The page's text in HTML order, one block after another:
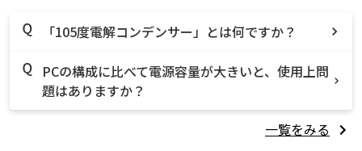
「105度電解コンデンサー」とは何ですか？
PCの構成に比べて電源容量が大きいと、使用上問
題はありますか？
一覧をみる